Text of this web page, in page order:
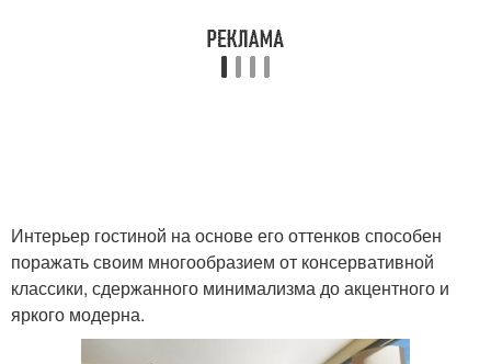
Интерьер гостиной на основе его оттенков способен
поражать своим многообразием от консервативной
классики, сдержанного минимализма до акцентного и
яркого модерна.